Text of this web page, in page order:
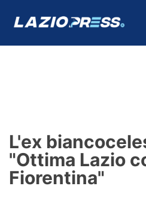
Formello
Infortuni
L'ex
"Ottima Lazio
Fiorentina"